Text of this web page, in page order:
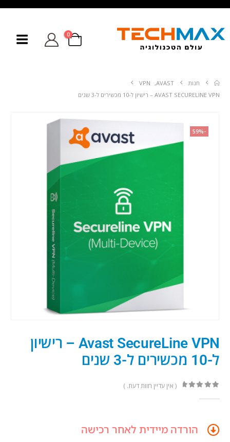
0
חנות AVAST
,
VPN
AVAST SECURELINE VPN – רישיון ל-10 מכשירים ל-3 שנים
-59%
Avast SecureLine VPN – רישיון
ל-10 מכשירים ל-3 שנים
( אין עדיין חוות דעת. )
הורדה מיידית לאחר רכישה